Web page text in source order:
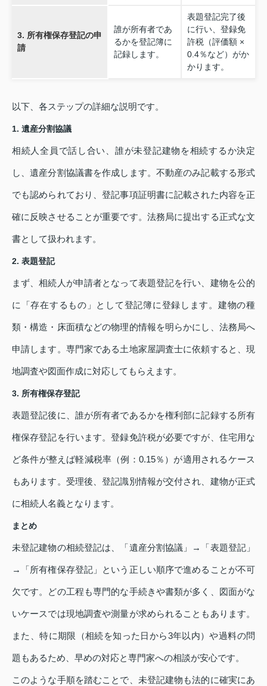
3. 所有権保存登記の申
請
誰が所有者であ
るかを登記簿に
記録します。
表題登記完了後
に行い、登録免
許税（評価額 ×
0.4％など）がか
かります。
以下、各ステップの詳細な説明です。
1. 遺産分割協議
相続人全員で話し合い、誰が未登記建物を相続するか決定
し、遺産分割協議書を作成します。不動産のみ記載する形式
でも認められており、登記事項証明書に記載された内容を正
確に反映させることが重要です。法務局に提出する正式な文
書として扱われます。
2. 表題登記
まず、相続人が申請者となって表題登記を行い、建物を公的
に「存在するもの」として登記簿に登録します。建物の種
類・構造・床面積などの物理的情報を明らかにし、法務局へ
申請します。専門家である土地家屋調査士に依頼すると、現
地調査や図面作成に対応してもらえます。
3. 所有権保存登記
表題登記後に、誰が所有者であるかを権利部に記録する所有
権保存登記を行います。登録免許税が必要ですが、住宅用な
ど条件が整えば軽減税率（例：0.15％）が適用されるケース
もあります。受理後、登記識別情報が交付され、建物が正式
に相続人名義となります。
まとめ
未登記建物の相続登記は、「遺産分割協議」→「表題登記」
→「所有権保存登記」という正しい順序で進めることが不可
欠です。どの工程も専門的な手続きや書類が多く、図面がな
いケースでは現地調査や測量が求められることもあります。
また、特に期限（相続を知った日から3年以内）や過料の問
題もあるため、早めの対応と専門家への相談が安心です。
このような手順を踏むことで、未登記建物も法的に確実にあ